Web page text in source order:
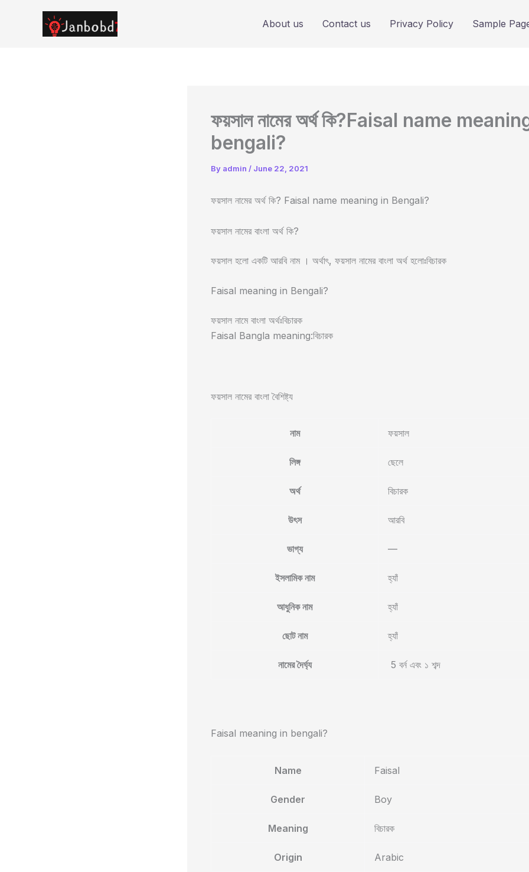
About us Contact us Privacy Policy Sample
ফয়সাল নামের অর্থ কি?Faisal name
bengali?
By admin / June 22, 2021
ফয়সাল নামের অর্থ কি? Faisal name meaning in Bengali?
ফয়সাল নামের বাংলা অর্থ কি?
ফয়সাল হলো একটি আরবি নাম । অর্থাৎ, ফয়সাল নামের বাংলা অর্থ হলোঃবিচারক
Faisal meaning in Bengali?
ফয়সাল নামে বাংলা অর্থঃবিচারক
Faisal Bangla meaning:বিচারক
ফয়সাল নামের বাংলা বৈশিষ্ট্য
নাম ফয়সাল
লিঙ্গ ছেলে
অর্থ বিচারক
উৎস আরবি
ভাগ্য —
ইসলামিক নাম হ্যাঁ
আধুনিক নাম হ্যাঁ
ছোট নাম হ্যাঁ
নামের দৈর্ঘ্য 5 বর্ন এবং ১ শব্দ
Faisal meaning in bengali?
Name Faisal
Gender Boy
Meaning বিচারক
Origin Arabic